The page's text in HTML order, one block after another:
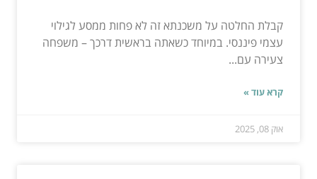
קבלת החלטה על משכנתא זה לא פחות ממסע לגילוי
עצמי פיננסי. במיוחד כשאתה בראשית דרכך – משפחה
צעירה עם...
קרא עוד »
אוק 08, 2025